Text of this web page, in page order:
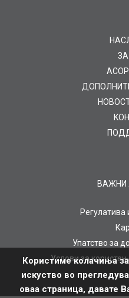
ВАЖНИ
Регулатива
Упатство за
Услови за
Користиме колачиња
искуство во
оваа страница, давате